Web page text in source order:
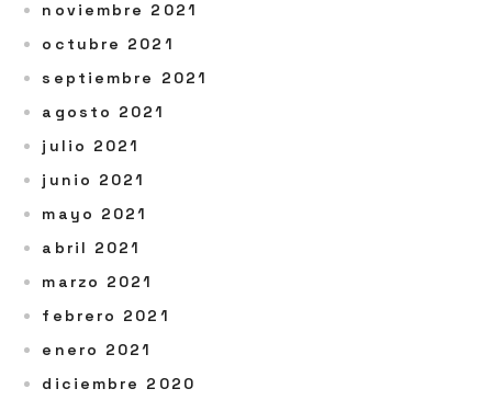
noviembre 2021
octubre 2021
septiembre 2021
agosto 2021
julio 2021
junio 2021
mayo 2021
abril 2021
marzo 2021
febrero 2021
enero 2021
diciembre 2020